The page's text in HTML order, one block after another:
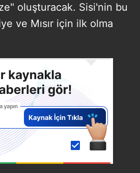
oluşturacak. Sisi'nin bu
ve Mısır için ilk olma